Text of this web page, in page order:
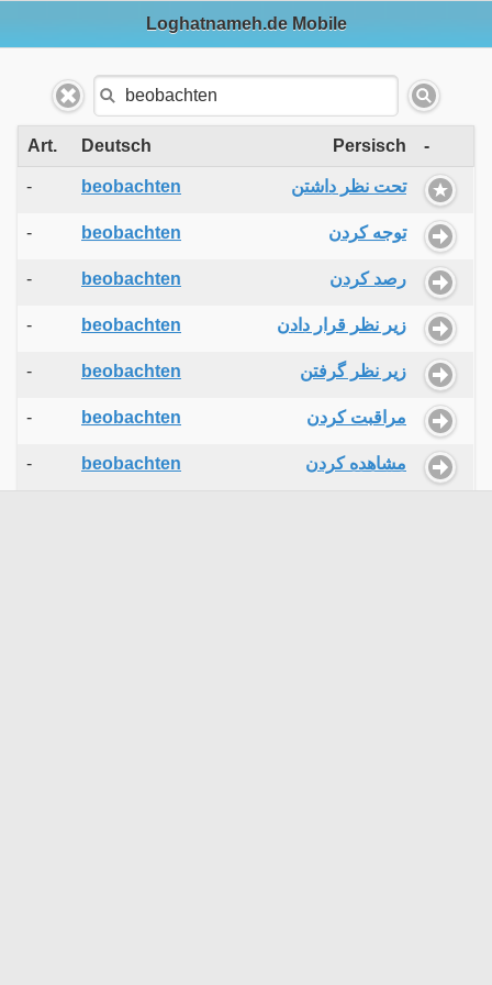
Loghatnameh.de Mobile
Art. Deutsch Persisch -
- beobachten تحت نظر داشتن
- beobachten توجه کردن
- beobachten رصد کردن
- beobachten زیر نظر قرار دادن
- beobachten زیر نظر گرفتن
- beobachten مراقبت کردن
- beobachten مشاهده کردن